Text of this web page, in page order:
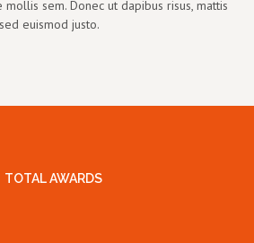
sem. Donec ut dapibus risus, mattis
euismod justo.
TOTAL AWARDS